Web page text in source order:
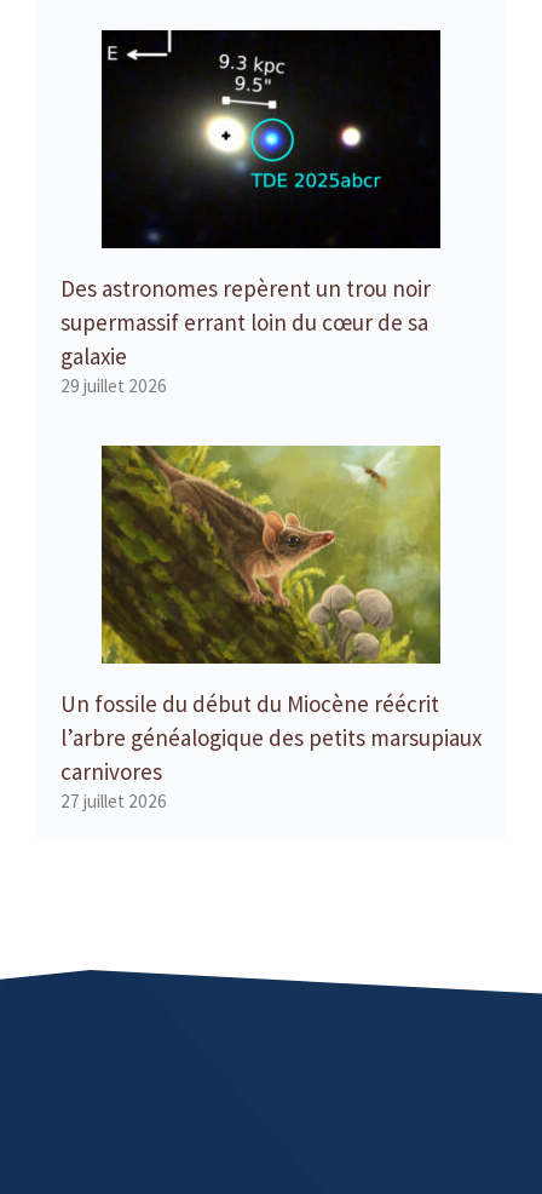
Des astronomes repèrent un trou noir
supermassif errant loin du cœur de sa
galaxie
29 juillet 2026
Un fossile du début du Miocène réécrit
l’arbre généalogique des petits marsupiaux
carnivores
27 juillet 2026